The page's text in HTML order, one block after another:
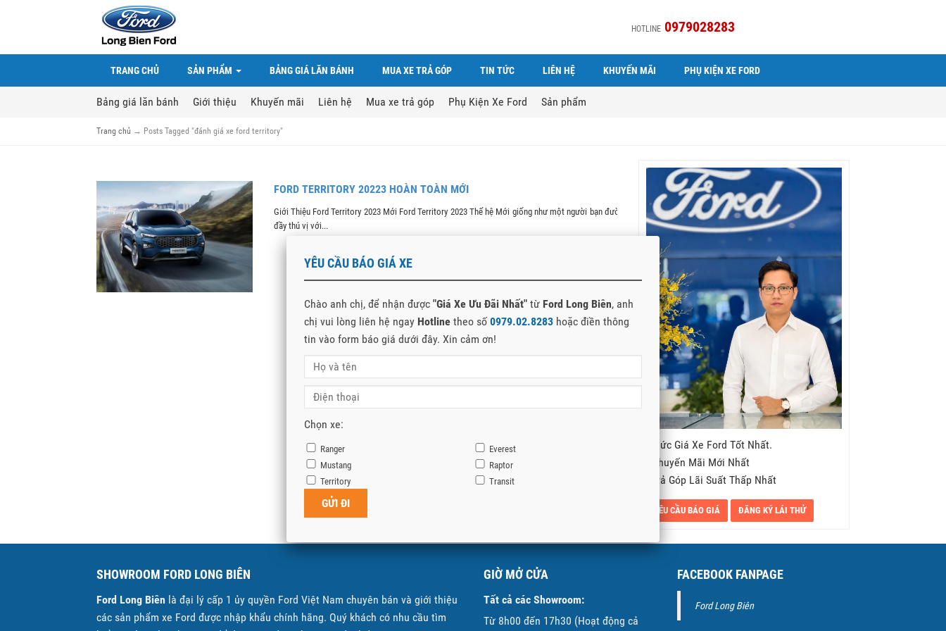
HOTLINE 0979028283
TRANG CHỦ SẢN PHẨM BẢNG GIÁ LĂN BÁNH MUA XE TRẢ GÓP TIN TỨC LIÊN HỆ KHUYẾN MÃI PHỤ KIỆN XE FORD
Bảng giá lăn bánh Giới thiệu Khuyến mãi Liên hệ Mua xe trả góp Phụ Kiện Xe Ford Sản phẩm
Trang chủ → Posts Tagged "đánh giá xe ford territory"
FORD TERRITORY 20223 HOÀN TOÀN MỚI
Giới Thiệu Ford Territory 2023 Mới Ford Territory 2023 Thế hệ Mới giống như một người bạn đường
đầy thú vị với...
- Mức Giá Xe Ford Tốt Nhất.
- Khuyến Mãi Mới Nhất
- Trả Góp Lãi Suất Thấp Nhất
YÊU CẦU BÁO GIÁ ĐĂNG KÝ LÁI THỬ
SHOWROOM FORD LONG BIÊN
Ford Long Biên là đại lý cấp 1 ủy quyền Ford Việt Nam chuyên bán và giới thiệu
các sản phẩm xe Ford được nhập khẩu chính hãng. Quý khách có nhu cầu tìm
GIỜ MỞ CỬA
Tất cả các Showroom:
Từ 8h00 đến 17h30 (Hoạt động cả
FACEBOOK FANPAGE
Ford Long Biên
YÊU CẦU BÁO GIÁ XE
Chào anh chị, để nhận được "Giá Xe Ưu Đãi Nhất" từ Ford Long Biên, anh
chị vui lòng liên hệ ngay Hotline theo số 0979.02.8283 hoặc điền thông
tin vào form báo giá dưới đây. Xin cảm ơn!
Chọn xe:
Ranger
Everest
Mustang
Raptor
Territory
Transit